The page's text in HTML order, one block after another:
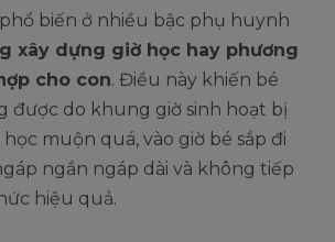
biến ở nhiều bậc phụ huynh
xây dựng giờ học hay phương
cho con. Điều này khiến bé
được do khung giờ sinh hoạt bị
muộn quá, vào giờ bé sắp đi
ngắn ngáp dài và không tiếp
hiệu quả.